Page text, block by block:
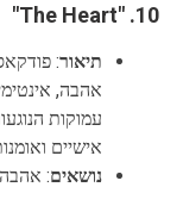
10.
"The Heart"
תיאור:
אהבה,
עמוקות
אישיים
נושאים: